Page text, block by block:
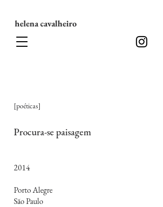
helena cavalheiro
[poéticas]
Procura-se paisagem
2014
Porto Alegre
São Paulo